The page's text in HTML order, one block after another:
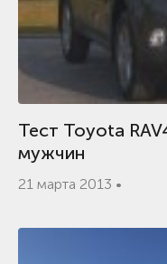
Тест Toyota
мужчин
21 марта 2013 •